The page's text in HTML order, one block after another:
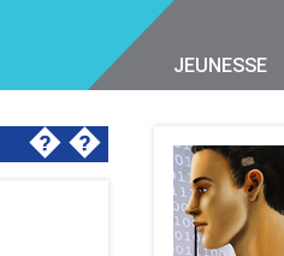
JEUNESSE
��